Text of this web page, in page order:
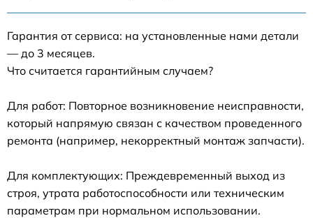
Гарантия от сервиса: на установленные нами детали
— до 3 месяцев.
Что считается гарантийным случаем?
Для работ: Повторное возникновение неисправности,
который напрямую связан с качеством проведенного
ремонта (например, некорректный монтаж запчасти).
Для комплектующих: Преждевременный выход из
строя, утрата работоспособности или техническим
параметрам при нормальном использовании.